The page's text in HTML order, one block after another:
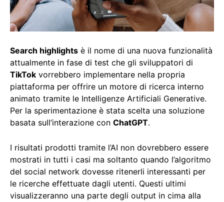
Search highlights è il nome di una nuova funzionalità
attualmente in fase di test che gli sviluppatori di
TikTok vorrebbero implementare nella propria
piattaforma per offrire un motore di ricerca interno
animato tramite le Intelligenze Artificiali Generative.
Per la sperimentazione è stata scelta una soluzione
basata sull’interazione con ChatGPT.
I risultati prodotti tramite l’AI non dovrebbero essere
mostrati in tutti i casi ma soltanto quando l’algoritmo
del social network dovesse ritenerli interessanti per
le ricerche effettuate dagli utenti. Questi ultimi
visualizzeranno una parte degli output in cima alla